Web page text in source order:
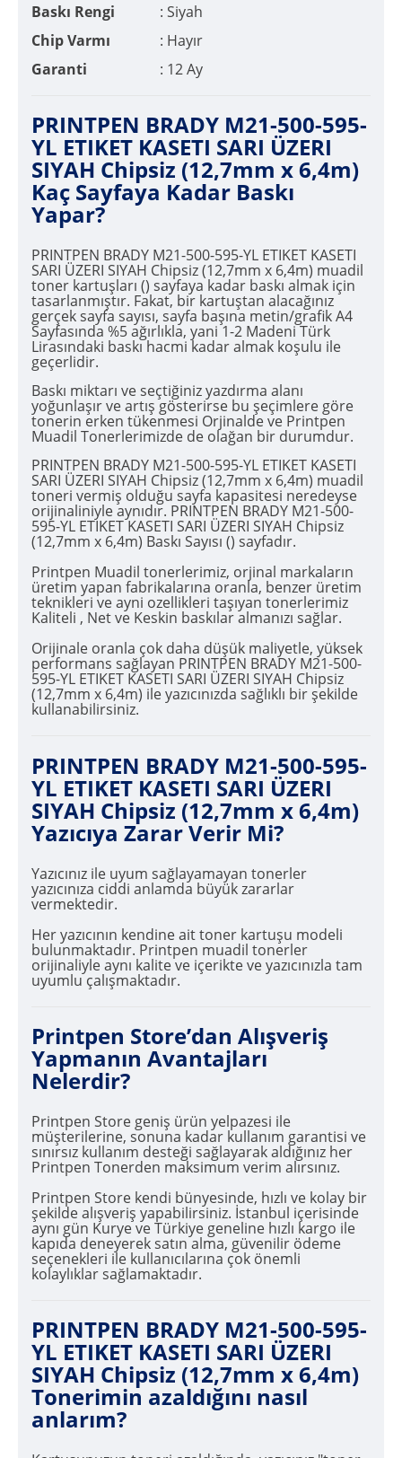
Baskı Rengi
: Siyah
Chip Varmı
: Hayır
Garanti
: 12 Ay
PRINTPEN BRADY M21-500-595-
YL ETIKET KASETI SARI ÜZERI
SIYAH Chipsiz (12,7mm x 6,4m)
Kaç Sayfaya Kadar Baskı
Yapar?
PRINTPEN BRADY M21-500-595-YL ETIKET KASETI
SARI ÜZERI SIYAH Chipsiz (12,7mm x 6,4m) muadil
toner kartuşları () sayfaya kadar baskı almak için
tasarlanmıştır. Fakat, bir kartuştan alacağınız
gerçek sayfa sayısı, sayfa başına metin/grafik A4
Sayfasında %5 ağırlıkla, yani 1-2 Madeni Türk
Lirasındaki baskı hacmi kadar almak koşulu ile
geçerlidir.
Baskı miktarı ve seçtiğiniz yazdırma alanı
yoğunlaşır ve artış gösterirse bu şeçimlere göre
tonerin erken tükenmesi Orjinalde ve Printpen
Muadil Tonerlerimizde de olağan bir durumdur.
PRINTPEN BRADY M21-500-595-YL ETIKET KASETI
SARI ÜZERI SIYAH Chipsiz (12,7mm x 6,4m) muadil
toneri vermiş olduğu sayfa kapasitesi neredeyse
orijinaliniyle aynıdır. PRINTPEN BRADY M21-500-
595-YL ETIKET KASETI SARI ÜZERI SIYAH Chipsiz
(12,7mm x 6,4m) Baskı Sayısı () sayfadır.
Printpen Muadil tonerlerimiz, orjinal markaların
üretim yapan fabrikalarına oranla, benzer üretim
teknikleri ve ayni ozellikleri taşıyan tonerlerimiz
Kaliteli , Net ve Keskin baskılar almanızı sağlar.
Orijinale oranla çok daha düşük maliyetle, yüksek
performans sağlayan PRINTPEN BRADY M21-500-
595-YL ETIKET KASETI SARI ÜZERI SIYAH Chipsiz
(12,7mm x 6,4m) ile yazıcınızda sağlıklı bir şekilde
kullanabilirsiniz.
PRINTPEN BRADY M21-500-595-
YL ETIKET KASETI SARI ÜZERI
SIYAH Chipsiz (12,7mm x 6,4m)
Yazıcıya Zarar Verir Mi?
Yazıcınız ile uyum sağlayamayan tonerler
yazıcınıza ciddi anlamda büyük zararlar
vermektedir.
Her yazıcının kendine ait toner kartuşu modeli
bulunmaktadır. Printpen muadil tonerler
orijinaliyle aynı kalite ve içerikte ve yazıcınızla tam
uyumlu çalışmaktadır.
Printpen Store’dan Alışveriş
Yapmanın Avantajları
Nelerdir?
Printpen Store geniş ürün yelpazesi ile
müşterilerine, sonuna kadar kullanım garantisi ve
sınırsız kullanım desteği sağlayarak aldığınız her
Printpen Tonerden maksimum verim alırsınız.
Printpen Store kendi bünyesinde, hızlı ve kolay bir
şekilde alışveriş yapabilirsiniz. İstanbul içerisinde
aynı gün Kurye ve Türkiye geneline hızlı kargo ile
kapıda deneyerek satın alma, güvenilir ödeme
seçenekleri ile kullanıcılarına çok önemli
kolaylıklar sağlamaktadır.
PRINTPEN BRADY M21-500-595-
YL ETIKET KASETI SARI ÜZERI
SIYAH Chipsiz (12,7mm x 6,4m)
Tonerimin azaldığını nasıl
anlarım?